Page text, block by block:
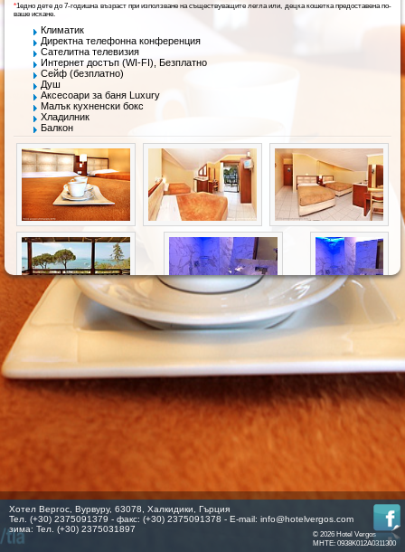
*1едно дете до 7-годишна възраст при използване на съществуващите легла или, децка кошетка предоставена по-
ваше искане.
Климатик
Директна телефонна конференция
Сателитна телевизия
Интернет достъп (WI-FI), Безплатно
Сейф (безплатно)
Душ
Аксесоари за баня Luxury
Малък кухненски бокс
Хладилник
Балкон
Хотел Вергос, Вурвуру, 63078, Халкидики, Гърция
Тел. (+30) 2375091379 - факс: (+30) 2375091378 - E-mail: info@hotelvergos.com
зима: Тел. (+30) 2375031897
© 2026 Hotel Vergos
MHTE: 0938K012A0311300